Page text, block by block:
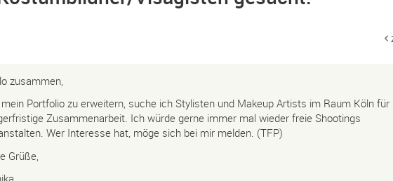
zusammen,
Portfolio zu erweitern, suche ich Stylisten und Makeup Artists im Raum Köln für
Zusammenarbeit. Ich würde gerne immer mal wieder freie Shootings
Wer Interesse hat, möge sich bei mir melden. (TFP)
Grüße,